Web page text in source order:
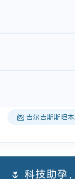
吉尔吉斯斯坦
🌷 科技助孕